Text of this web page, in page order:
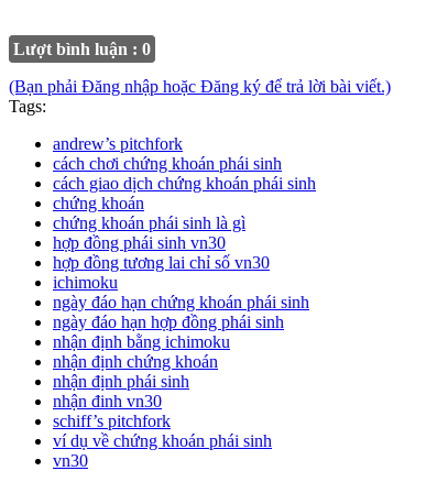
Lượt bình luận : 0
(Bạn phải Đăng nhập hoặc Đăng ký để trả lời bài viết.)
Tags:
andrew’s pitchfork
cách chơi chứng khoán phái sinh
cách giao dịch chứng khoán phái sinh
chứng khoán
chứng khoán phái sinh là gì
hợp đồng phái sinh vn30
hợp đồng tương lai chỉ số vn30
ichimoku
ngày đáo hạn chứng khoán phái sinh
ngày đáo hạn hợp đồng phái sinh
nhận định bằng ichimoku
nhận định chứng khoán
nhận định phái sinh
nhận đinh vn30
schiff’s pitchfork
ví dụ về chứng khoán phái sinh
vn30